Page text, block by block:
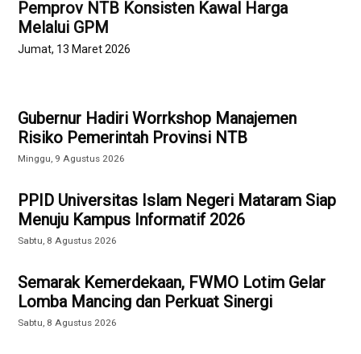
Pemprov NTB Konsisten Kawal Harga
Melalui GPM
Jumat, 13 Maret 2026
Gubernur Hadiri Worrkshop Manajemen
Risiko Pemerintah Provinsi NTB
Minggu, 9 Agustus 2026
PPID Universitas Islam Negeri Mataram Siap
Menuju Kampus Informatif 2026
Sabtu, 8 Agustus 2026
Semarak Kemerdekaan, FWMO Lotim Gelar
Lomba Mancing dan Perkuat Sinergi
Sabtu, 8 Agustus 2026